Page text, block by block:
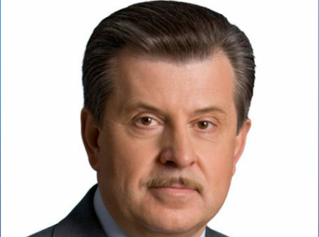
ДОБАВИТЬ В ИЗБРАННОЕ